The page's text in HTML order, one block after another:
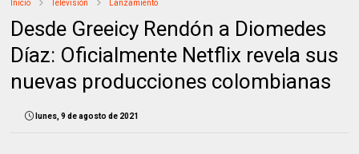
Inicio Televisión Lanzamiento
Desde Greeicy Rendón a Diomedes
Díaz: Oficialmente Netflix revela sus
nuevas producciones colombianas
lunes, 9 de agosto de 2021